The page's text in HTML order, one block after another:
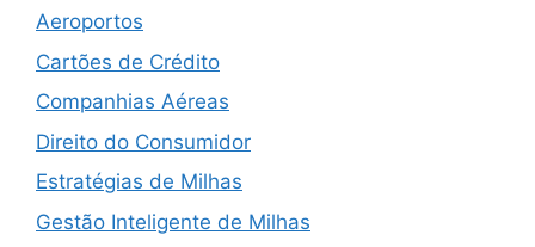
Aeroportos
Cartões de Crédito
Companhias Aéreas
Direito do Consumidor
Estratégias de Milhas
Gestão Inteligente de Milhas